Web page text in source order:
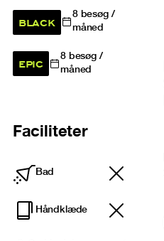
BLACK 8besøg /
måned
EPIC 8besøg /
måned
Faciliteter
Bad
Håndklæde